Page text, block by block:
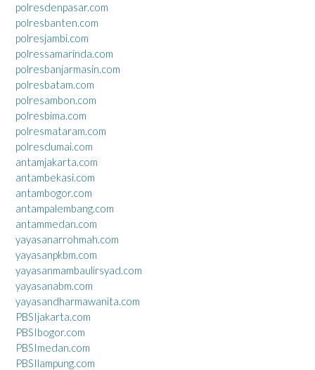
polresdenpasar.com
polresbanten.com
polresjambi.com
polressamarinda.com
polresbanjarmasin.com
polresbatam.com
polresambon.com
polresbima.com
polresmataram.com
polresdumai.com
antamjakarta.com
antambekasi.com
antambogor.com
antampalembang.com
antammedan.com
yayasanarrohmah.com
yayasanpkbm.com
yayasanmambaulirsyad.com
yayasanabm.com
yayasandharmawanita.com
PBSIjakarta.com
PBSIbogor.com
PBSImedan.com
PBSIlampung.com